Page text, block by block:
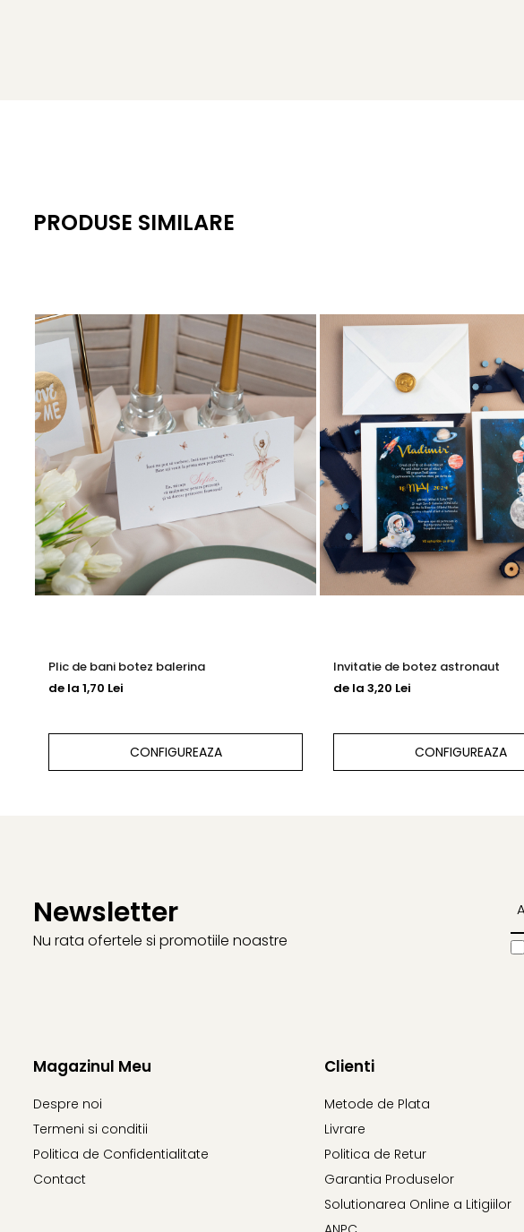
PRODUSE SIMILARE
Plic de bani botez balerina
de la 1,70 Lei
CONFIGUREAZA
Invitatie de botez astronaut
de la 3,20 Lei
CONFIGUREAZA
Newsletter
Nu rata ofertele si promotiile noastre
Magazinul Meu
Despre noi
Termeni si conditii
Politica de Confidentialitate
Contact
Clienti
Metode de Plata
Livrare
Politica de Retur
Garantia Produselor
Solutionarea Online a Litigiilor